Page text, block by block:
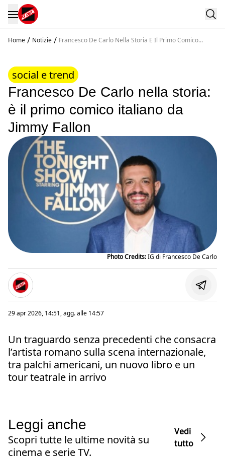
Home / Notizie / Francesco De Carlo Nella Storia E Il Primo Comico
social e trend
Francesco De Carlo nella storia:
è il primo comico italiano da
Jimmy Fallon
Photo Credits:IG di Francesco De Carlo
29 apr 2026, 14:51, agg. alle 14:57
Un traguardo senza precedenti che consacra
l’artista romano sulla scena internazionale,
tra palchi americani, un nuovo libro e un
tour teatrale in arrivo
Leggi anche
Scopri tutte le ultime novità su
cinema e serie TV.
Vedi
tutto